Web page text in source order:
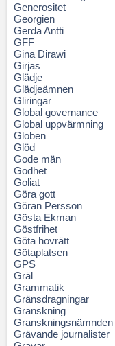
Generositet
Georgien
Gerda Antti
GFF
Gina Dirawi
Girjas
Glädje
Glädjeämnen
Gliringar
Global governance
Global uppvärmning
Globen
Glöd
Gode män
Godhet
Goliat
Göra gott
Göran Persson
Gösta Ekman
Göstfrihet
Göta hovrätt
Götaplatsen
GPS
Gräl
Grammatik
Gränsdragningar
Granskning
Granskningsnämnden
Grävande journalister